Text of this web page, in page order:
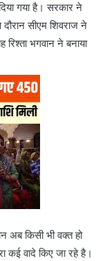
गया है। सरकार ने
सीएम शिवराज ने
भगवान ने बनाया
अब किसी भी वक्त हो
कई वादे किए जा रहे है।